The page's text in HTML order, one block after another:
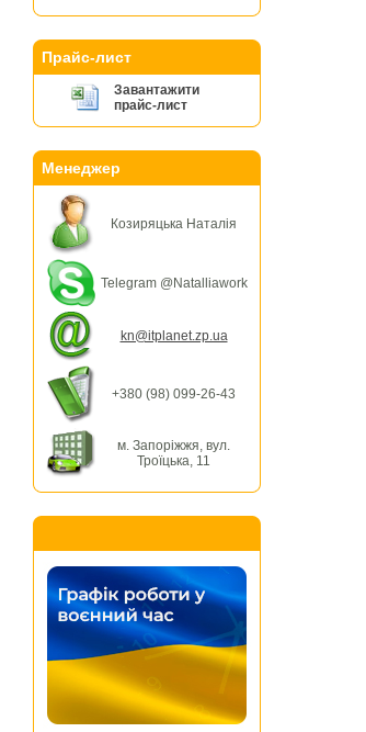
Прайс-лист
Завантажити
прайс-лист
Менеджер
Козиряцька Наталія
Telegram @Natalliawork
kn@itplanet.zp.ua
+380 (98) 099-26-43
м. Запоріжжя, вул.
Троїцька, 11